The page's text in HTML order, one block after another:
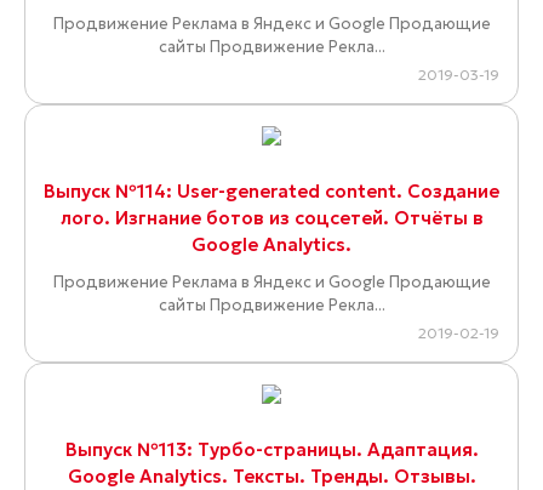
Продвижение Реклама в Яндекс и Google Продающие
сайты Продвижение Рекла...
2019-03-19
Выпуск №114: User-generated content. Создание
лого. Изгнание ботов из соцсетей. Отчёты в
Google Analytics.
Продвижение Реклама в Яндекс и Google Продающие
сайты Продвижение Рекла...
2019-02-19
Выпуск №113: Турбо-страницы. Адаптация.
Google Analytics. Тексты. Тренды. Отзывы.